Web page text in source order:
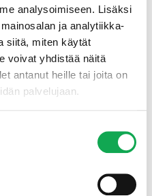
analysoimiseen. Lisäksi
ja analytiikka-
siitä, miten käytät
voivat yhdistää näitä
antanut heille tai joita on
palvelujaan.